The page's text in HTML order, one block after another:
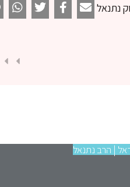
נתנאל
| הרב נתנאל